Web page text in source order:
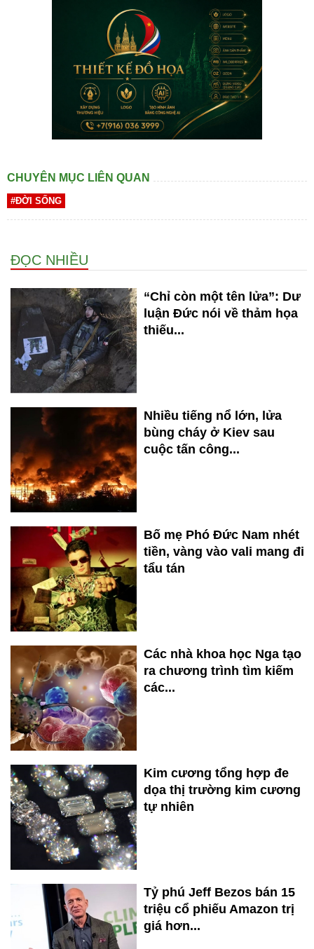
CHUYÊN MỤC LIÊN QUAN
#ĐỜI SỐNG
ĐỌC NHIỀU
“Chỉ còn một tên lửa”: Dư
luận Đức nói về thảm họa
thiếu...
Nhiều tiếng nổ lớn, lửa
bùng cháy ở Kiev sau
cuộc tấn công...
Bố mẹ Phó Đức Nam nhét
tiền, vàng vào vali mang đi
tẩu tán
Các nhà khoa học Nga tạo
ra chương trình tìm kiếm
các...
Kim cương tổng hợp đe
dọa thị trường kim cương
tự nhiên
Tỷ phú Jeff Bezos bán 15
triệu cổ phiếu Amazon trị
giá hơn...